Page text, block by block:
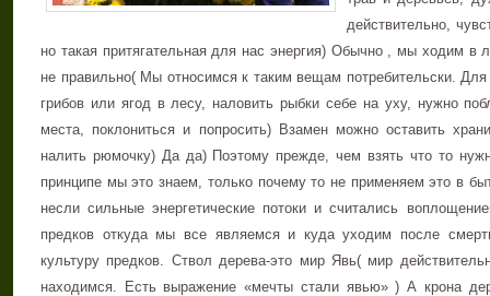
действительно,
но такая притягательная для нас энергия) Обычно , мы ходим в
не правильно( Мы относимся к таким вещам потребительски.
грибов или ягод в лесу, наловить рыбки себе на уху, нужно
места, поклониться и попросить) Взамен можно оставить
налить рюмочку) Да да) Поэтому прежде, чем взять что то
принципе мы это знаем, только почему то не применяем это в
несли сильные энергетические потоки и считались
предков откуда мы все являемся и куда уходим после
культуру предков. Ствол дерева-это мир Явь( мир
находимся. Есть выражение «мечты стали явью» ) А крона